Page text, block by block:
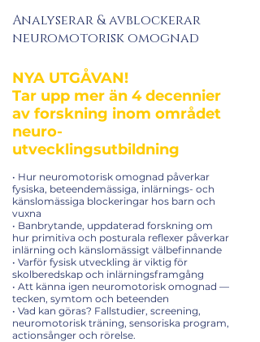
Analyserar & avblockerar
neuromotorisk omognad
NYA UTGÅVAN!
Tar upp mer än 4 decennier
av forskning inom området
neuro-
utvecklingsutbildning
• Hur neuromotorisk omognad påverkar
fysiska, beteendemässiga, inlärnings- och
känslomässiga blockeringar hos barn och
vuxna
• Banbrytande, uppdaterad forskning om
hur primitiva och posturala reflexer påverkar
inlärning och känslomässigt välbefinnande
• Varför fysisk utveckling är viktig för
skolberedskap och inlärningsframgång
• Att känna igen neuromotorisk omognad —
tecken, symtom och beteenden
• Vad kan göras? Fallstudier, screening,
neuromotorisk träning, sensoriska program,
actionsånger och rörelse.